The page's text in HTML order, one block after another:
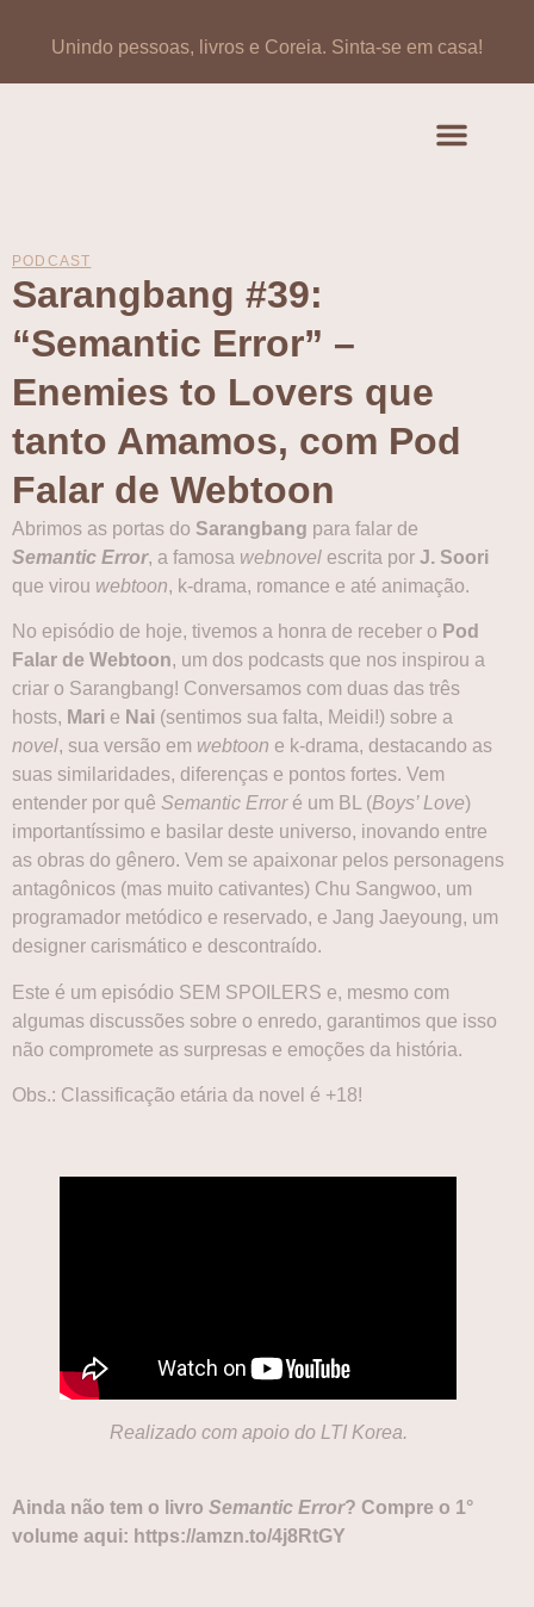
Unindo pessoas, livros e Coreia. Sinta-se em casa!
PODCAST
Sarangbang #39:
“Semantic Error” –
Enemies to Lovers que
tanto Amamos, com Pod
Falar de Webtoon
Abrimos as portas do Sarangbang para falar de
Semantic Error, a famosa webnovel escrita por J. Soori
que virou webtoon, k-drama, romance e até animação.
No episódio de hoje, tivemos a honra de receber o Pod
Falar de Webtoon, um dos podcasts que nos inspirou a
criar o Sarangbang! Conversamos com duas das três
hosts, Mari e Nai (sentimos sua falta, Meidi!) sobre a
novel, sua versão em webtoon e k-drama, destacando as
suas similaridades, diferenças e pontos fortes. Vem
entender por quê Semantic Erroré um BL (Boys’ Love)
importantíssimo e basilar deste universo, inovando entre
as obras do gênero. Vem se apaixonar pelos personagens
antagônicos (mas muito cativantes) Chu Sangwoo, um
programador metódico e reservado, e Jang Jaeyoung, um
designer carismático e descontraído.
Este é um episódio SEM SPOILERS e, mesmo com
algumas discussões sobre o enredo, garantimos que isso
não compromete as surpresas e emoções da história.
Obs.: Classificação etária da novel é +18!
Realizado com apoio do LTI Korea.
Ainda não tem o livro Semantic Error? Compre o 1°
volume aqui: https://amzn.to/4j8RtGY